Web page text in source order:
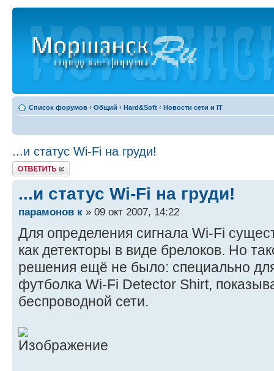
Список форумов ‹ Общий ‹ Hard&Soft ‹ Новости сети и IT
...и статус Wi-Fi на груди!
Ответить
...и статус Wi-Fi на груди!
парамонов к » 09 окт 2007, 14:22
Для определения сигнала Wi-Fi
как детекторы в виде брелоков. Но
решения ещё не было: специально
футболка Wi-Fi Detector Shirt,
беспроводной сети.